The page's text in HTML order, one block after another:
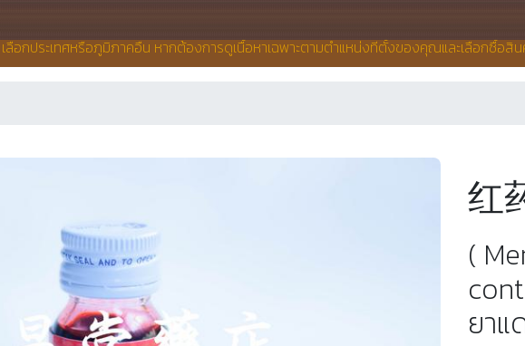
เลือกประเทศหรือภูมิภาคอื่น หากต้องการดูเนื้อหาเฉพาะตามตำแหน่งที่ตั้งของคุณและเลือกซื้อสิ
红
(
ยาแ